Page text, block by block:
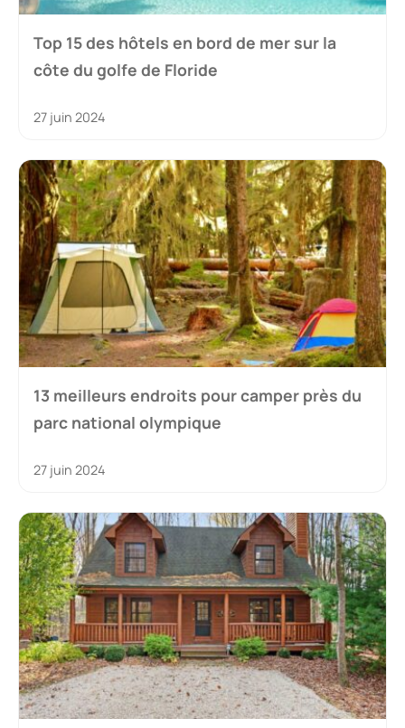
Top 15 des hôtels en bord de mer sur la
côte du golfe de Floride
27 juin 2024
13 meilleurs endroits pour camper près du
parc national olympique
27 juin 2024